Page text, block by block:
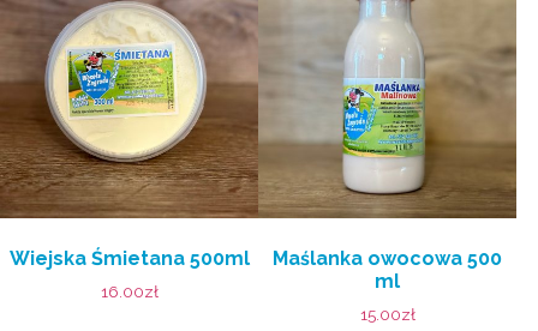
Wiejska Śmietana 500ml
16.00zł
Maślanka owocowa 500
ml
15.00zł